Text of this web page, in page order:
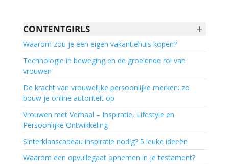
+
CONTENTGIRLS
Waarom zou je een eigen vakantiehuis kopen?
Technologie in beweging en de groeiende rol van
vrouwen
De kracht van vrouwelijke persoonlijke merken: zo
bouw je online autoriteit op
Vrouwen met Verhaal – Inspiratie, Lifestyle en
Persoonlijke Ontwikkeling
Sinterklaascadeau inspiratie nodig? 5 leuke ideeën
Waarom een opvullegaat opnemen in je testament?